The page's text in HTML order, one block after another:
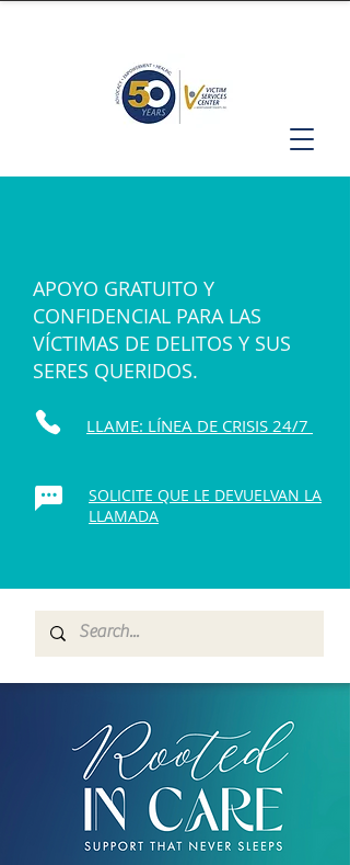
APOYO GRATUITO Y
CONFIDENCIAL PARA LAS
VÍCTIMAS DE DELITOS Y SUS
SERES QUERIDOS.
LLAME: LÍNEA DE CRISIS 24/7
SOLICITE QUE LE DEVUELVAN LA
LLAMADA